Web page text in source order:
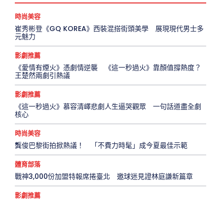
時尚美容
崔秀彬登《GQ KOREA》西裝混搭街頭美學 展現現代男士多
元魅力
影劇推薦
《愛情有煙火》憑劇情逆襲 《這一秒過火》靠顏值撐熱度？
王楚然兩劇引熱議
影劇推薦
《這一秒過火》慕容清嶧悲劇人生逼哭觀眾 一句話道盡全劇
核心
時尚美容
龔俊巴黎街拍掀熱議！ 「不費力時髦」成今夏最佳示範
體育部落
戰神3,000份加盟特報席捲臺北 邀球迷見證林庭謙新篇章
影劇推薦